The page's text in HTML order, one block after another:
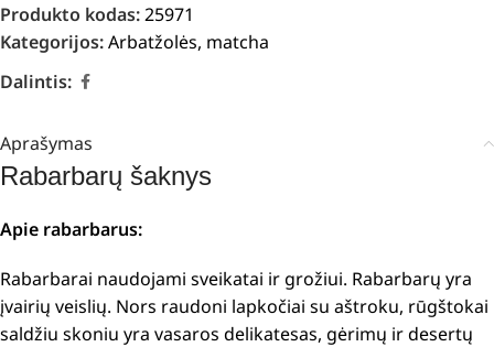
Produkto kodas:25971
Kategorijos:Arbatžolės, matcha
Dalintis:
Aprašymas
Rabarbarų šaknys
Apie rabarbarus:
Rabarbarai naudojami sveikatai ir grožiui. Rabarbarų yra
įvairių veislių. Nors raudoni lapkočiai su aštroku, rūgštokai
saldžiu skoniu yra vasaros delikatesas, gėrimų ir desertų